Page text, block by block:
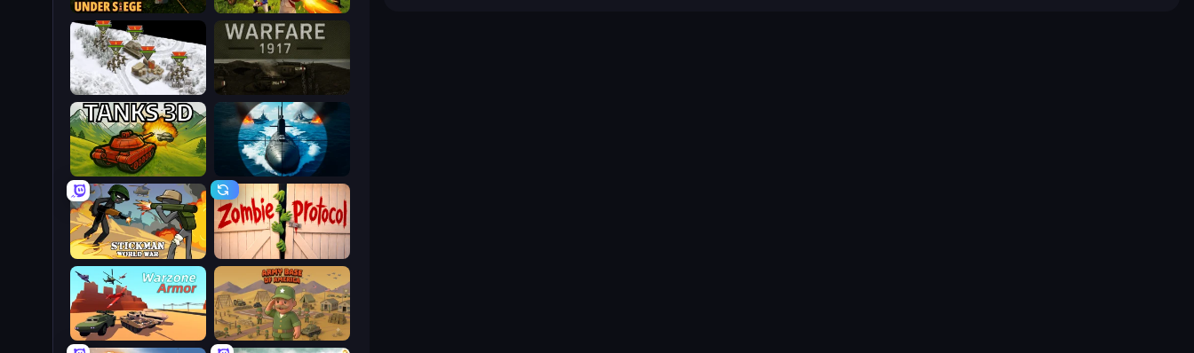
Redcoats.io
Beacon Under Siege
Warfare 1917
1941 Frozen Front
Ships Battlefield 3D
Tanks 3D
Zombie Protocol
Stickman World War
Army Base Of America
Warzone Armor